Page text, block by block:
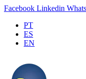
Facebook Linkedin
PT
ES
EN